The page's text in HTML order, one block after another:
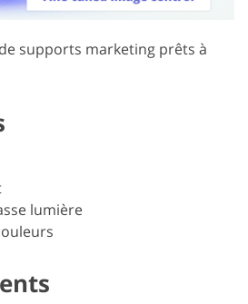
supports marketing prêts à
lumière